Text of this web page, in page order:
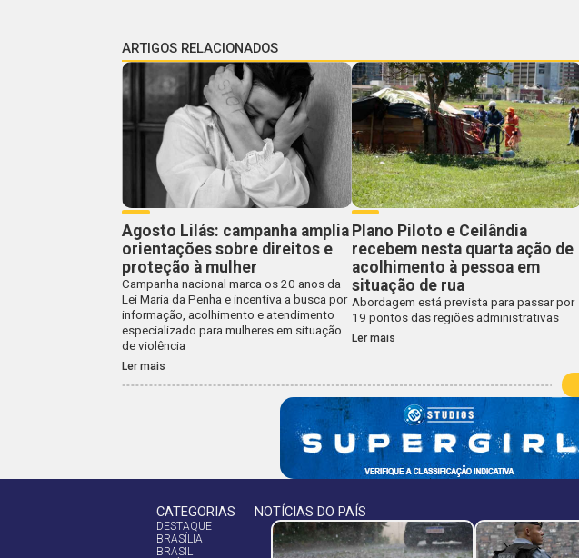
ARTIGOS RELACIONADOS
Agosto Lilás: campanha amplia
orientações sobre direitos e
proteção à mulher
Campanha nacional marca os 20 anos da
Lei Maria da Penha e incentiva a busca por
informação, acolhimento e atendimento
especializado para mulheres em situação
de violência
Ler mais
Plano Piloto e Ceilândia
recebem nesta quarta ação de
acolhimento à pessoa em
situação de rua
Abordagem está prevista para passar por
19 pontos das regiões administrativas
Ler mais
CATEGORIAS
DESTAQUE
BRASÍLIA
BRASIL
NOTÍCIAS DO PAÍS